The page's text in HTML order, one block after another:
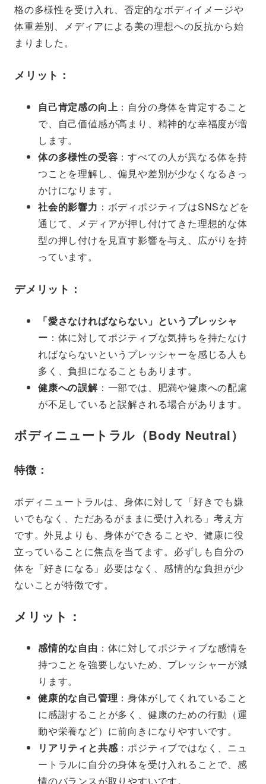
格の多様性を受け入れ、否定的なボディイメージや
体重差別、メディアによる美の理想への反抗から始
まりました。
メリット：
自己肯定感の向上 ：自分の身体を肯定すること
で、自己価値感が高まり、精神的な幸福度が増
します。
体の多様性の受容 ：すべての人が異なる体を持
つことを理解し、偏見や差別が少なくなるきっ
かけになります。
社会的影響力 ：ボディポジティブはSNSなどを
通じて、メディアが押し付けてきた理想的な体
型の押し付けを見直す影響を与え、広がりを持
っています。
デメリット：
「愛さなければならない」というプレッシャ
ー ：体に対してポジティブな気持ちを持たなけ
ればならないというプレッシャーを感じる人も
多く、負担になることもあります。
健康への誤解：一部では、肥満や健康への配慮
が不足していると誤解される場合があります。
ボディニュートラル（Body Neutral）
特徴：
ボディニュートラルは、身体に対して「好きでも嫌
いでもなく、ただあるがままに受け入れる」考え方
です。外見よりも、身体ができることや、健康に役
立っていることに焦点を当てます。必ずしも自分の
体を「好きになる」必要はなく、感情的な負担が少
ないことが特徴です。
メリット：
感情的な自由 ：体に対してポジティブな感情を
持つことを強要しないため、プレッシャーが減
ります。
健康的な自己管理 ：身体がしてくれていること
に感謝することが多く、健康のための行動（運
動や栄養など）に前向きになりやすいです。
リアリティと共感：ポジティブではなく、ニュ
ートラルに自分の身体を受け入れることで、感
情のバランスが取りやすいです。